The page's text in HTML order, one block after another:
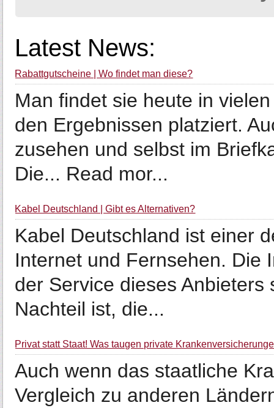
Latest News:
Rabattgutscheine | Wo findet man diese?
Man findet sie heute in
den Ergebnissen platziert.
zusehen und selbst im
Die... Read mor...
Kabel Deutschland | Gibt es Alternativen?
Kabel Deutschland ist einer
Internet und Fernsehen. Die
der Service dieses
Nachteil ist, die...
Privat statt Staat! Was taugen private
Auch wenn das staatliche
Vergleich zu anderen